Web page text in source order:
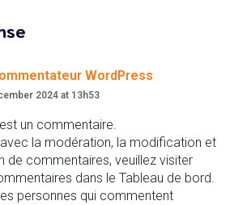
WordPress
2024 at 13h53
un commentaire.
la modération, la modification et
de commentaires, veuillez visiter
dans le Tableau de bord.
personnes qui commentent